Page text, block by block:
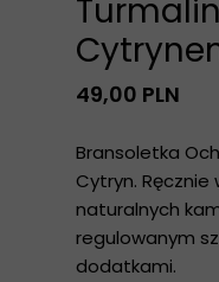
Bransoletka
Cytryn.
naturalnych
regulowanym
dodatkami.
49,00 PLN